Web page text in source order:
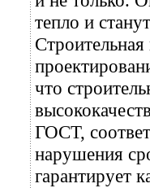
тепло и
что
ГОСТ,
нарушения
гарантирует